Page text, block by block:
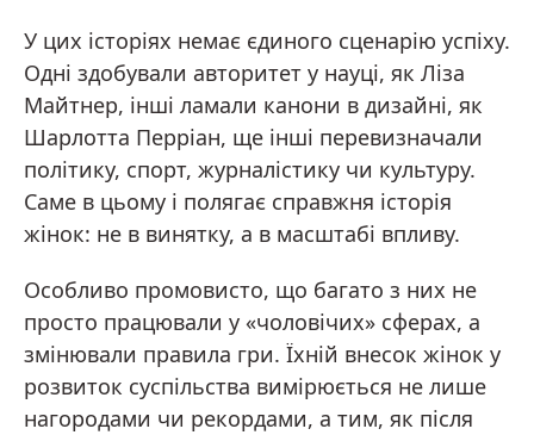
У цих історіях немає єдиного сценарію успіху.
Одні здобували авторитет у науці, як Ліза
Майтнер, інші ламали канони в дизайні, як
Шарлотта Перріан, ще інші перевизначали
політику, спорт, журналістику чи культуру.
Саме в цьому і полягає справжня історія
жінок: не в винятку, а в масштабі впливу.
Особливо промовисто, що багато з них не
просто працювали у «чоловічих» сферах, а
змінювали правила гри. Їхній внесок жінок у
розвиток суспільства вимірюється не лише
нагородами чи рекордами, а тим, як після